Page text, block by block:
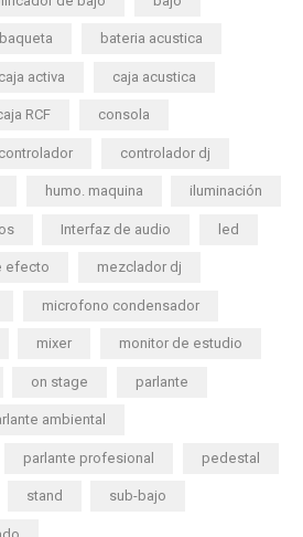
baqueta bateria acustica
caja activa caja acustica
RCF consola
controlador controlador dj
humo. maquina iluminación
Interfaz de audio led
efecto mezclador dj
microfono condensador
mixer monitor de estudio
on stage parlante
ambiental
parlante profesional pedestal
stand sub-bajo